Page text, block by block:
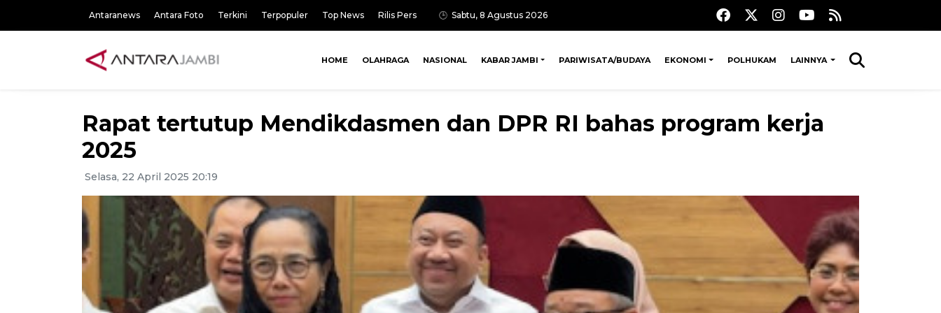
Antaranews Antara Foto Terkini Terpopuler Top News Rilis Pers Sabtu, 8 Agustus 2026
HOME OLAHRAGA NASIONAL KABAR JAMBI PARIWISATA/BUDAYA EKONOMI POLHUKAM LAINNYA
Rapat tertutup Mendikdasmen dan DPR RI bahas program kerja
2025
Selasa, 22 April 2025 20:19